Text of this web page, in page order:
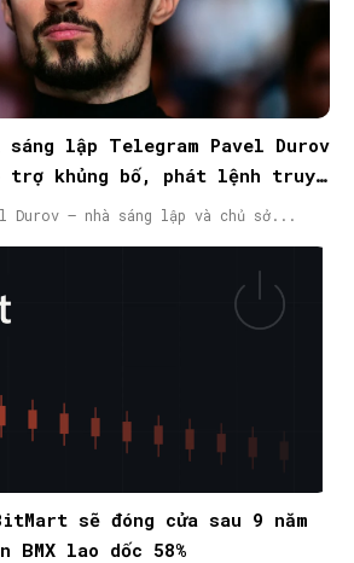
lập Telegram Pavel Durov
trợ khủng bố, phát lệnh truy
Durov – nhà sáng lập và chủ sở...
sẽ đóng cửa sau 9 năm
BMX lao dốc 58%